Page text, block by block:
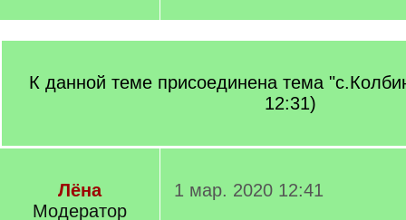
К данной теме присоединена тема
12:31)
Лёна
Модератор
1 мар. 2020 12:41